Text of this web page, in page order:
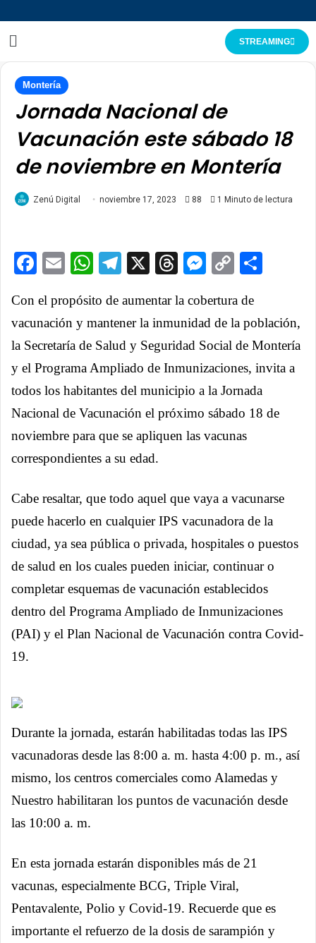
STREAMING
Montería
Jornada Nacional de
Vacunación este sábado 18
de noviembre en Montería
Zenú Digital noviembre 17, 2023 88 1 Minuto de lectura
Facebook
EmailWhatsApp
Telegram
X ThreadsCopy
Con el propósito de aumentar la cobertura de
vacunación y mantener la inmunidad de la población,
la Secretaría de Salud y Seguridad Social de Montería
y el Programa Ampliado de Inmunizaciones, invita a
todos los habitantes del municipio a la Jornada
Nacional de Vacunación el próximo sábado 18 de
noviembre para que se apliquen las vacunas
correspondientes a su edad.
Cabe resaltar, que todo aquel que vaya a vacunarse
puede hacerlo en cualquier IPS vacunadora de la
ciudad, ya sea pública o privada, hospitales o puestos
de salud en los cuales pueden iniciar, continuar o
completar esquemas de vacunación establecidos
dentro del Programa Ampliado de Inmunizaciones
(PAI) y el Plan Nacional de Vacunación contra Covid-
19.
Durante la jornada, estarán habilitadas todas las IPS
vacunadoras desde las 8:00 a. m. hasta 4:00 p. m., así
mismo, los centros comerciales como Alamedas y
Nuestro habilitaran los puntos de vacunación desde
las 10:00 a. m.
En esta jornada estarán disponibles más de 21
vacunas, especialmente BCG, Triple Viral,
Pentavalente, Polio y Covid-19. Recuerde que es
importante el refuerzo de la dosis de sarampión y